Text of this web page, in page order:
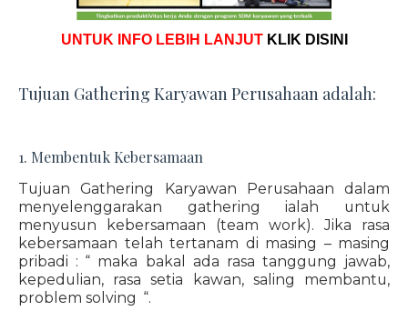
UNTUK INFO LEBIH LANJUT KLIK DISINI
Tujuan Gathering Karyawan Perusahaan adalah:
1. Membentuk Kebersamaan
Tujuan Gathering Karyawan Perusahaan dalam
menyelenggarakan gathering ialah untuk
menyusun kebersamaan (team work). Jika rasa
kebersamaan telah tertanam di masing – masing
pribadi : “ maka bakal ada rasa tanggung jawab,
kepedulian, rasa setia kawan, saling membantu,
problem solving “.